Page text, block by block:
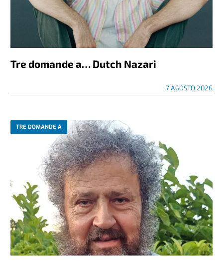
Tre domande a… Dutch Nazari
7 AGOSTO 2026
TRE DOMANDE A